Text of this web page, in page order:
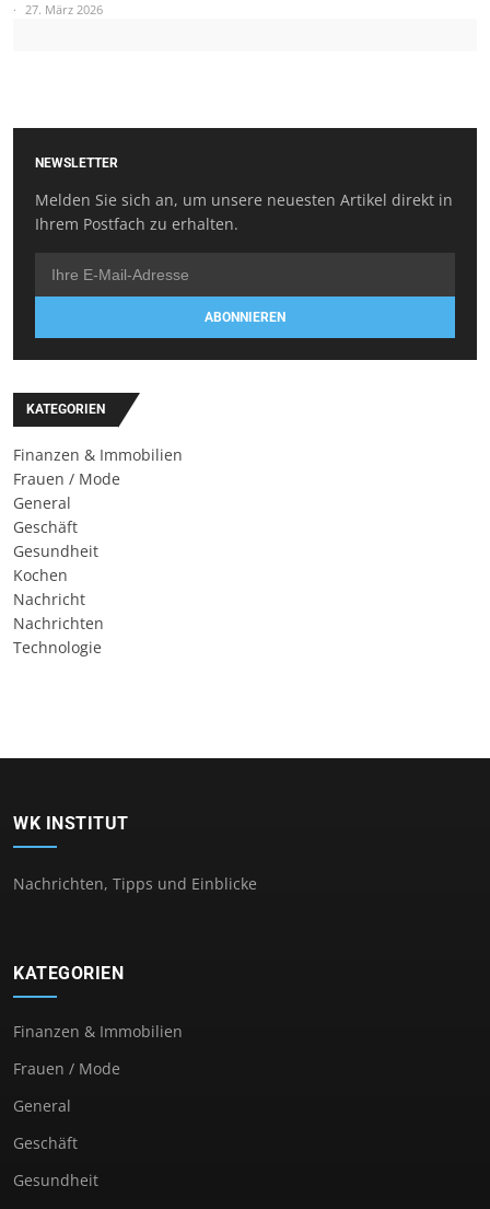
27. März 2026
NEWSLETTER
Melden Sie sich an, um unsere neuesten Artikel direkt in
Ihrem Postfach zu erhalten.
ABONNIEREN
KATEGORIEN
Finanzen & Immobilien
Frauen / Mode
General
Geschäft
Gesundheit
Kochen
Nachricht
Nachrichten
Technologie
WK INSTITUT
Nachrichten, Tipps und Einblicke
KATEGORIEN
Finanzen & Immobilien
Frauen / Mode
General
Geschäft
Gesundheit